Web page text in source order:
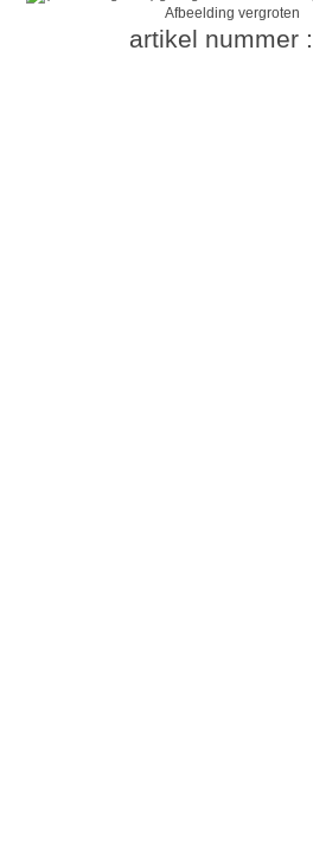
Afbeelding vergroten
artikel nummer